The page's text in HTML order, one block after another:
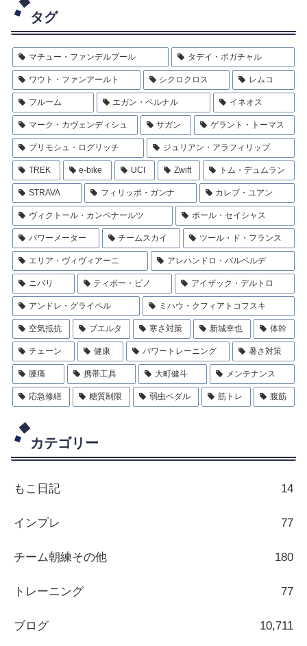
タグ
マチュー・ファンデルプール タデイ・ポガチャル
ワウト・ファンアールト シクロクロス レムコ
フルーム エガン・ベルナル イネオス
マーク・カヴェンディシュ サガン ゲラント・トーマス
プリモシュ・ログリッチ ジュリアン・アラフィリップ
TREK e-bike UCI Zwift トム・デュムラン
STRAVA フィリッポ・ガンナ カレブ・ユアン
ヴィクトール・カンペナールツ ポール・セイシャス
パワーメーター チームスカイ ツール・ド・フランス
エリア・ヴィヴィアーニ アレハンドロ・バルベルデ
ニバリ ティボー・ピノ アイザック・デルトロ
アンドレ・グライペル ミハウ・クフィアトコフスキ
空気抵抗 ブエルタ 寒さ対策 新城幸也 体幹
チェーン 健康 パワートレーニング 暑さ対策
腰痛 携帯工具 大町健斗 メンテナンス
応急修繕 糖質制限 弱虫ペダル 筋トレ 腹筋
カテゴリー
もこ日記 14
インプレ 77
チーム朝練その他 180
トレーニング 77
ブログ 10,711